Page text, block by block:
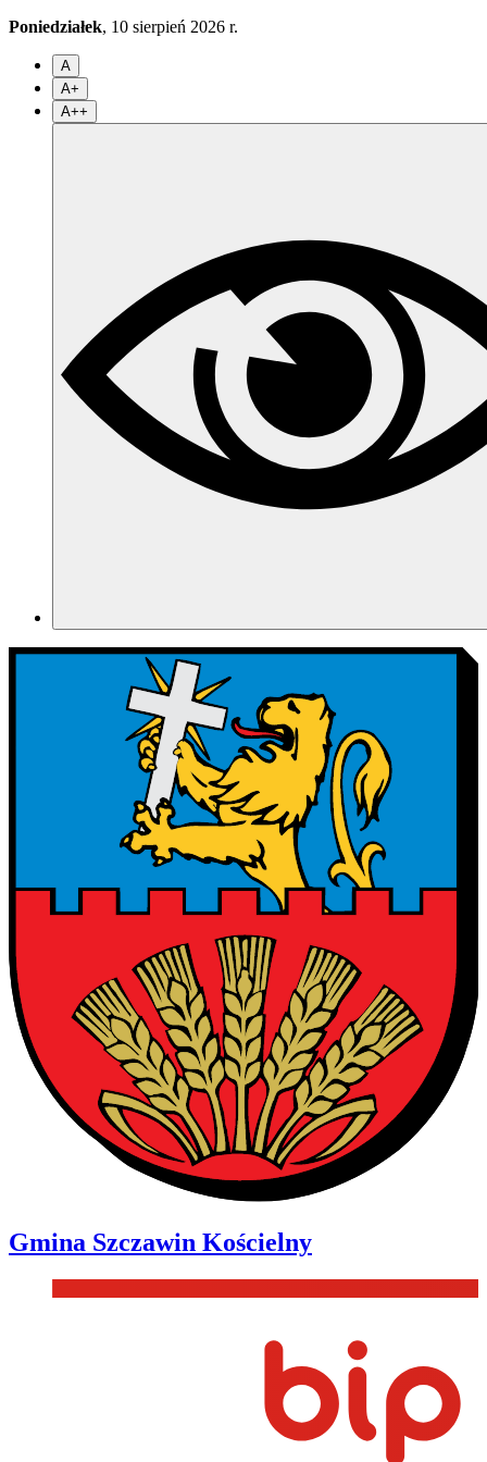
Poniedziałek, 10 sierpień 2026 r.
A
A+
A++
Gmina Szczawin Kościelny